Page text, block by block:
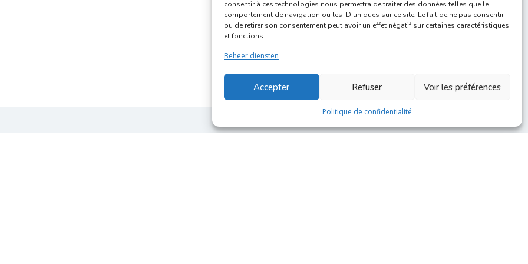
consentir à ces technologies nous permettra de traiter des données telles que le
comportement de navigation ou les ID uniques sur ce site. Le fait de ne pas consentir
ou de retirer son consentement peut avoir un effet négatif sur certaines caractéristiques
et fonctions.
Beheer diensten
Accepter Refuser Voir les préférences
Politique de confidentialité
Next